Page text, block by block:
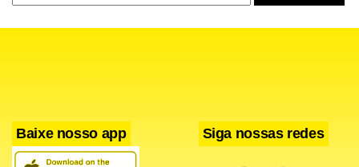
Baixe nosso app Siga nossas redes